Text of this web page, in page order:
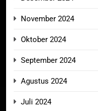
November 2024
Oktober 2024
September 2024
Agustus 2024
Juli 2024